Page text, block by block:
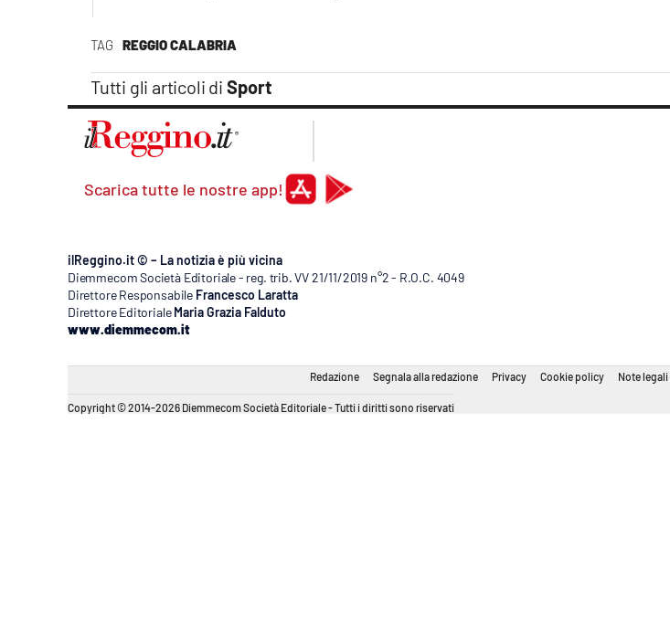
TAG REGGIO CALABRIA
Tutti gli articoli di Sport
Scarica tutte le nostre app!
ilReggino.it © – La notizia è più vicina
Diemmecom Società Editoriale - reg. trib. VV 21/11/2019 n°2 - R.O.C. 4049
Direttore Responsabile Francesco Laratta
Direttore Editoriale Maria Grazia Falduto
www.diemmecom.it
Redazione Segnala alla redazione Privacy Cookie policy Note legali
Copyright © 2014-2026 Diemmecom Società Editoriale - Tutti i diritti sono riservati